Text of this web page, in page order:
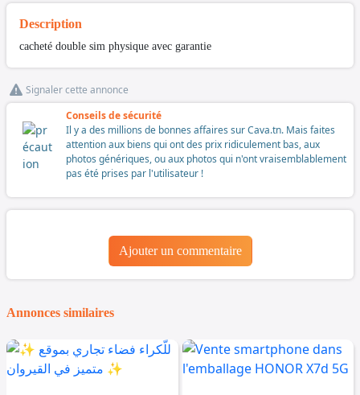
Description
cacheté double sim physique avec garantie
Signaler cette annonce
Conseils de sécurité
Il y a des millions de bonnes affaires sur Cava.tn. Mais faites
attention aux biens qui ont des prix ridiculement bas, aux
photos génériques, ou aux photos qui n'ont vraisemblablement
pas été prises par l'utilisateur !
Ajouter un commentaire
Annonces similaires